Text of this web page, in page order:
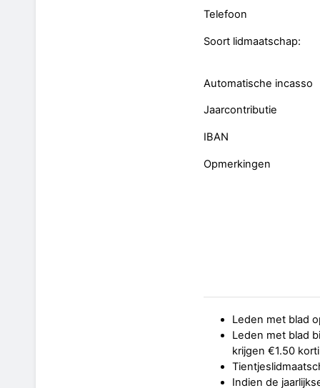
Telefoon
Soort lidmaatschap:
Automatische incasso
Jaarcontributie
IBAN
Opmerkingen
Leden met blad
Leden met blad
krijgen €1.50
Indien de